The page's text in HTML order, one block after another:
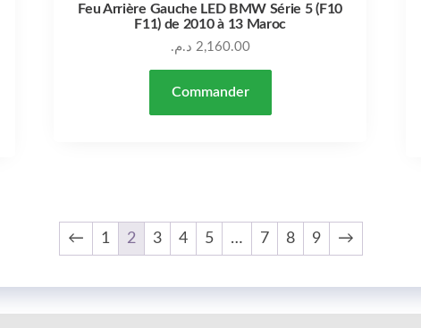
Feu Arrière Gauche LED BMW Série 5 (F10
F11) de 2010 à 13 Maroc
2,160.00 د.م.
Commander
← 1 2 3 4 5 … 7 8 9 →